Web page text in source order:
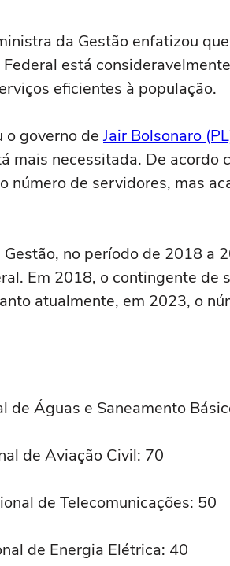
da Gestão enfatizou
está
eficientes à população.
governo de Jair Bolsonaro
mais necessitada. De acordo
número de servidores, mas
no período de 2018 a
Em 2018, o contingente de
atualmente, em 2023, o
de Águas e Saneamento
de Aviação Civil: 70
de Telecomunicações: 50
de Energia Elétrica: 40